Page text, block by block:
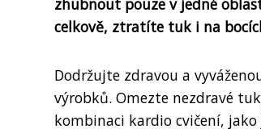
celkově, ztratíte tuk i na
Dodržujte zdravou a
výrobků. Omezte nezdravé
kombinaci kardio cvičení,